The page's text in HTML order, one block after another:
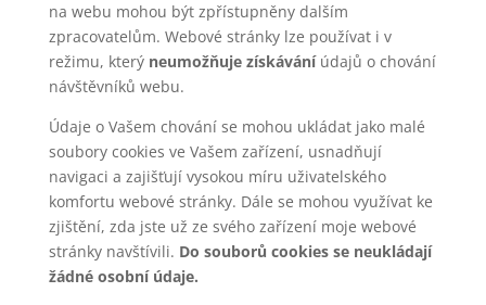
na webu mohou být zpřístupněny dalším
zpracovatelům. Webové stránky lze používat i v
režimu, který neumožňuje získáváníúdajů o chování
návštěvníků webu.
Údaje o Vašem chování se mohou ukládat jako malé
soubory cookies ve Vašem zařízení, usnadňují
navigaci a zajišťují vysokou míru uživatelského
komfortu webové stránky. Dále se mohou využívat ke
zjištění, zda jste už ze svého zařízení moje webové
stránky navštívili. Do souborů cookies se neukládají
žádné osobní údaje.